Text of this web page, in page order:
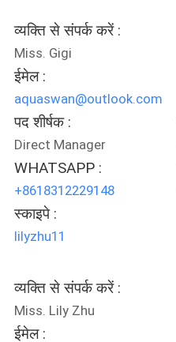
संपर्क
करें
एक
उद्धरण
की
विनती
करे
NEWS
व्यक्ति से संपर्क करें :
Miss. Gigi
ईमेल :
aquaswan@outlook.com
पद शीर्षक :
Direct Manager
WHATSAPP :
+8618312229148
स्काइपे :
lilyzhu11
व्यक्ति से संपर्क करें :
Miss. Lily Zhu
ईमेल :